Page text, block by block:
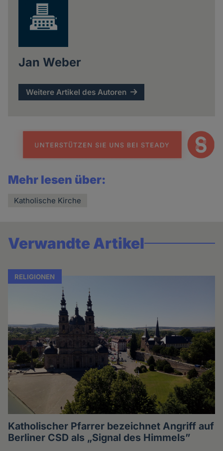
Jan Weber
Weitere Artikel des Autoren
Mehr lesen über:
Katholische Kirche
Verwandte Artikel
RELIGIONEN
Katholischer Pfarrer bezeichnet Angriff auf
Berliner CSD als „Signal des Himmels”